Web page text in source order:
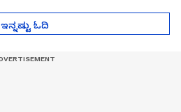
ಮಾಯವಾದ ಶಿವಲಿಂಗ!
ಇನ್ನಷ್ಟು ಓದಿ